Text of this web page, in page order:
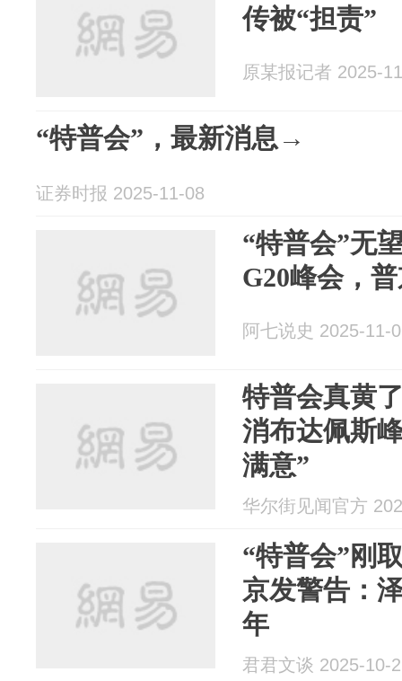
传被“担责”
原某报记者 2025-
“特普会”，最新消息→
证券时报 2025-11-08
“特普会”无
G20峰会，
阿七说史 2025-11-
特普会真黄
消布达佩斯
满意”
华尔街见闻官方
“特普会”刚
京发警告：
年
君君文谈 2025-10-